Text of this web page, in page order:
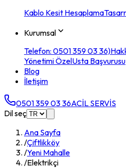
Kablo Kesit Hesaplama
Kurumsal
Telefon: 0501 359 03 36)
Yönetimi ÖzelUsta Başvurusu
Blog
İletişim
0501 359 03 36ACİL SERVİS
Dil seç
Ana Sayfa
/Çiftlikköy
/Yeni Mahalle
/Elektrikçi